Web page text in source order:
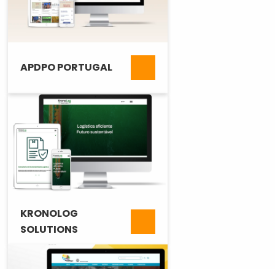
APDPO PORTUGAL
KRONOLOG
SOLUTIONS